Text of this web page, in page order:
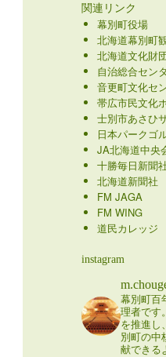
関連リンク
幕別町役場
北海道幕別町
北海道文化財
自治総合セン
音更町文化セ
帯広市民文化
士別市あさひ
日本パークゴ
JA北海道中央
十勝毎日新聞
北海道新聞社
FM JAGA
FM WING
道民カレッジ
instagram
幕別町百
理者です
を推進し
別町の中
献できる